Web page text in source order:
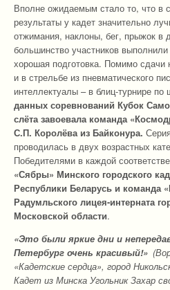
Вполне ожидаемым стало то, что в
результаты у кадет значительно
отжимания, наклоны, бег, прыжок в
большинство участников
хорошая подготовка. Помимо
и в стрельбе из пневматического
интеллектуалы – в блиц-турнире по
данных соревнований Кубок
слёта завоевала команда
С.П. Королёва из Байконура.
проводилась в двух возрастных
Победителями в каждой
«Сябры» Минского городского
Республики Беларусь и команда
Радумльского лицея-интерната
Московской области.
«Это были яркие дни и
Петербург очень красивый!»
«Кадетские сердца», город
Кадет из Минска Угольник Захар